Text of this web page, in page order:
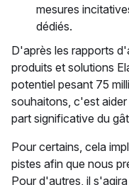
mesures
dédiés.
D'après les rapports
produits et solutions
potentiel pesant 75
souhaitons, c'est
part significative du
Pour certains, cela
pistes afin que nous
Pour d'autres, il